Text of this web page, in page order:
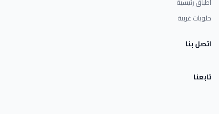
حلويات غربية
اتصل بنا
تابعنا